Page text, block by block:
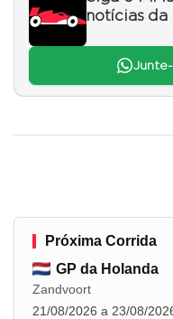
notícias da
Próxima Corrida
GP da Holanda
Zandvoort
21/08/2026 a 23/08/